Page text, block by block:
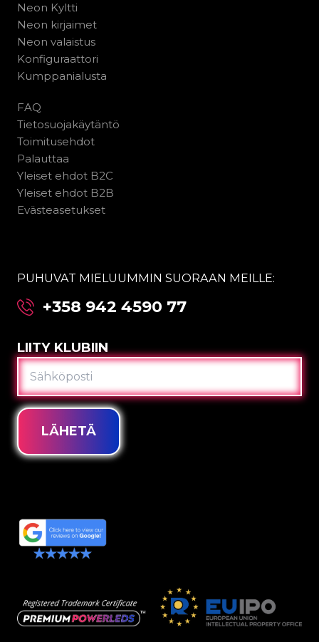
Neon Kyltti
Neon kirjaimet
Neon valaistus
Konfiguraattori
Kumppanialusta
FAQ
Tietosuojakäytäntö
Toimitusehdot
Palauttaa
Yleiset ehdot B2C
Yleiset ehdot B2B
Evästeasetukset
PUHUVAT MIELUUMMIN SUORAAN MEILLE:
+358 942 4590 77
LIITY KLUBIIN
SÄHKÖPOSTI
LÄHETÄ